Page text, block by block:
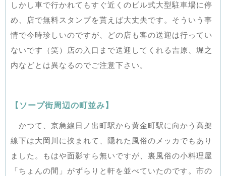
しかし車で行かれてもすぐ近くのビル式大型駐車場に停
め、店で無料スタンプを貰えば大丈夫です。そういう事
情で今時珍しいのですが、どの店も客の送迎は行ってい
ないです（笑）店の入口まで送迎してくれる吉原、堀之
内などとは異なるのでご注意下さい。
【ソープ街周辺の町並み】
かつて、京急線日ノ出町駅から黄金町駅に向かう高架
線下は大岡川に挟まれて、隠れた風俗のメッカでもあり
ました。もはや面影すら無いですが、裏風俗の小料理屋
「ちょんの間」がずらりと軒を並べていたのです。市の